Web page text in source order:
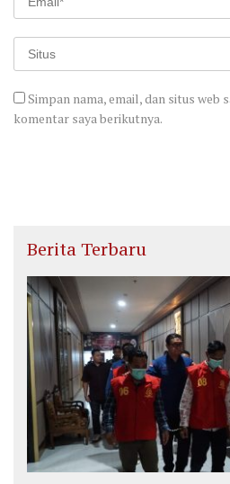
Simpan nama, email, dan situs web
komentar saya berikutnya.
Berita Terbaru